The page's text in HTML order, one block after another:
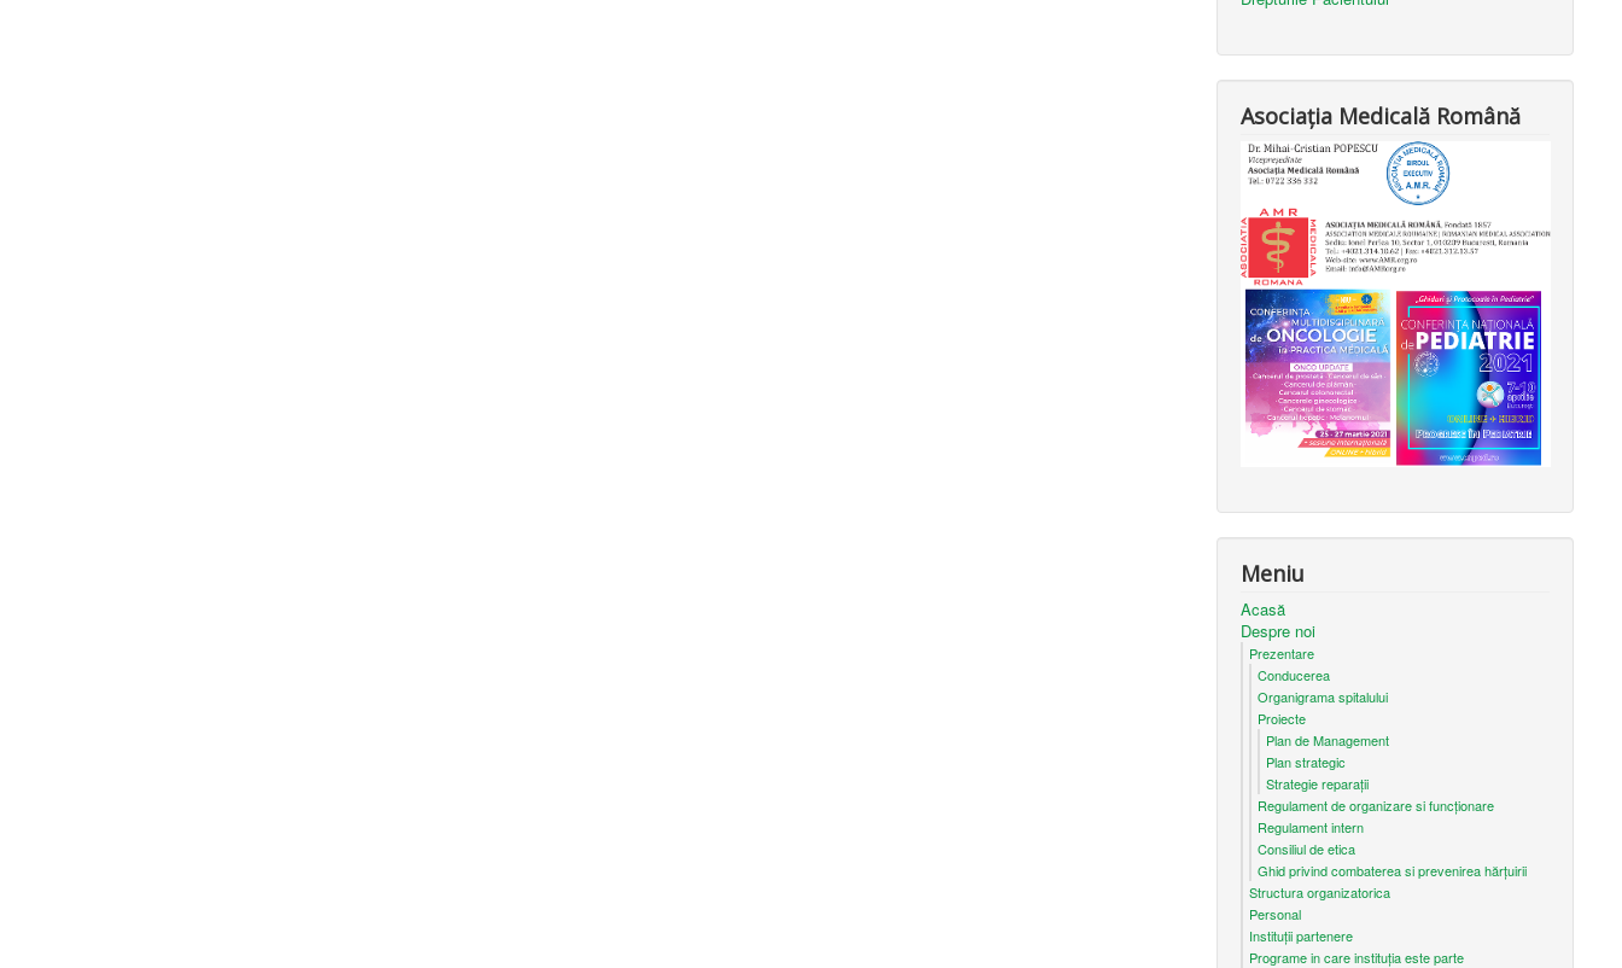
Asociația Medicală Română
Meniu
Acasă
Despre noi
Prezentare
Conducerea
Organigrama spitalului
Proiecte
Plan de Management
Plan strategic
Strategie reparații
Regulament de organizare si funcționare
Regulament intern
Consiliul de etica
Ghid privind combaterea si prevenirea hărțuirii
Structura organizatorica
Personal
Instituții partenere
Programe in care instituția este parte